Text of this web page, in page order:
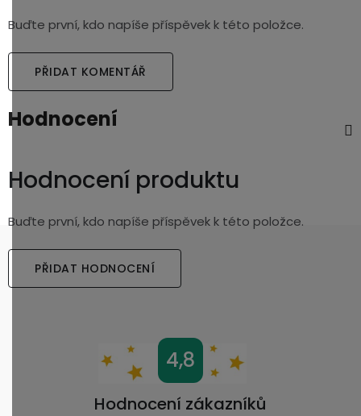
Buďte první, kdo napíše příspěvek k této položce.
PŘIDAT KOMENTÁŘ
Hodnocení
Hodnocení produktu
Buďte první, kdo napíše příspěvek k této položce.
PŘIDAT HODNOCENÍ
4,8
Hodnocení zákazníků